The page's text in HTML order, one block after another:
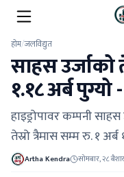
होम/जलविद्युत
साहस उर्जाको
१.१८ अर्ब
हाइड्रोपावर कम्पनी
तेस्रो त्रैमास सम्म रु. १
Artha Kendra सोमबार, २८